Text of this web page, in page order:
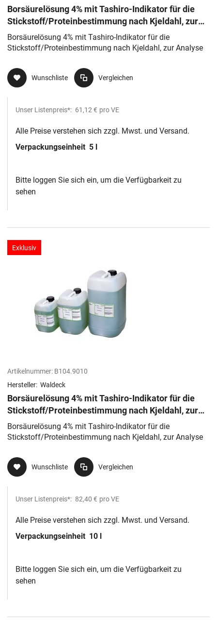
Borsäurelösung 4% mit Tashiro-Indikator für die
Stickstoff/Proteinbestimmung nach Kjeldahl, zur
Analyse
Borsäurelösung 4% mit Tashiro-Indikator für die
Stickstoff/Proteinbestimmung nach Kjeldahl, zur Analyse
Wunschliste Vergleichen
Unser Listenpreis*: 61,12 € pro VE
Alle Preise verstehen sich zzgl. Mwst. und Versand.
Verpackungseinheit 5 l
Bitte loggen Sie sich ein, um die Verfügbarkeit zu
sehen
Exklusiv
Artikelnummer: B104.9010
Hersteller: Waldeck
Borsäurelösung 4% mit Tashiro-Indikator für die
Stickstoff/Proteinbestimmung nach Kjeldahl, zur
Analyse
Borsäurelösung 4% mit Tashiro-Indikator für die
Stickstoff/Proteinbestimmung nach Kjeldahl, zur Analyse
Wunschliste Vergleichen
Unser Listenpreis*: 82,40 € pro VE
Alle Preise verstehen sich zzgl. Mwst. und Versand.
Verpackungseinheit 10 l
Bitte loggen Sie sich ein, um die Verfügbarkeit zu
sehen